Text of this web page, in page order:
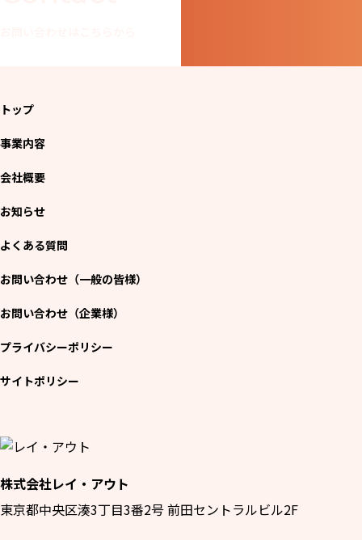
株式会社レイ・アウト
東京都中央区湊3丁目3番2号 前田セントラルビル2F
トップ
事業内容
会社概要
お知らせ
よくある質問
お問い合わせ（一般の皆様）
お問い合わせ（企業様）
プライバシーポリシー
サイトポリシー